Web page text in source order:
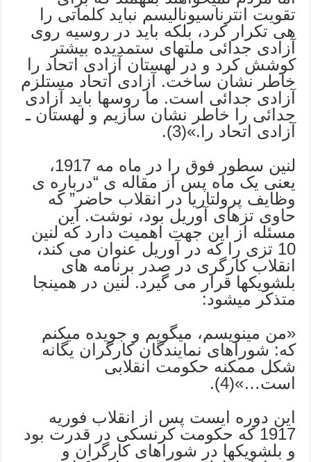
تقویت انترناسیونالیسم نباید کلماتی را
هی تکرار کرد، بلکه باید در روسیه روی
آزادی جدائی ملتهای ستمدیده بیشتر
کوشش کرد و در لهستان آزادی اتحاد را
خاطر نشان ساخت. آزادی اتحاد مستلزم
آزادی جدائی است. ما روسها باید آزادی
جدائی را خاطر نشان سازیم و لهستان ـ
آزادی اتحاد را.»(3).
لنین سطور فوق را در ماه مه 1917،
یعنی یک ماه پس از مقاله ی “درباره ی
وظایف پرولتاریا در انقلاب حاضر” که
حاوی تزهای آوریل بود، نوشت. این
مسئله از این جهت اهمیت دارد که لنین
10 تزی را که در آوریل عنوان می کند،
انقلاب کارگری در صدر برنامه های
بلشویکها قرار می گیرد. لنین در همینجا
متذکر میشود:
«من مینویسم، میگویم و جویده میکنم
که: شوراهای نمایندگان کارگران یگانه
شکل ممکنه حکومت انقلابی
است…»(4).
این دوره ایست پس از انقلاب فوریه
1917 که حکومت کرنسکی در قدرت بود
و بلشویکها در شوراهای کارگران و